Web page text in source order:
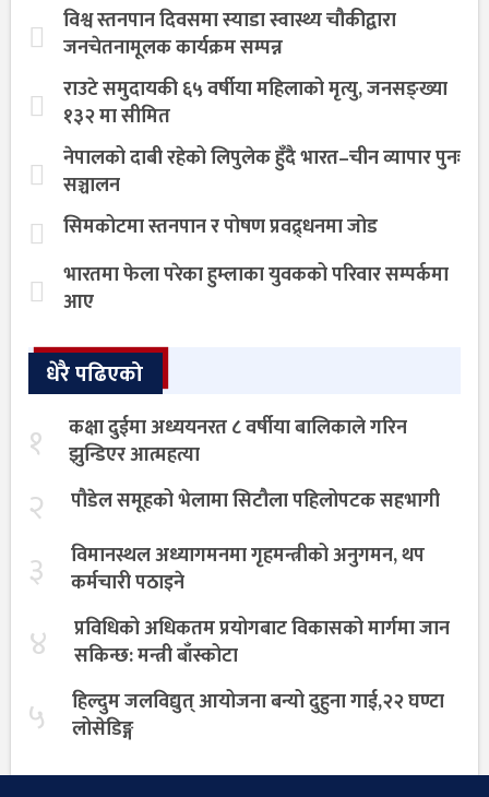
विश्व स्तनपान दिवसमा स्याडा स्वास्थ्य चौकीद्वारा
जनचेतनामूलक कार्यक्रम सम्पन्न
राउटे समुदायकी ६५ वर्षीया महिलाको मृत्यु, जनसङ्ख्या
१३२ मा सीमित
नेपालको दाबी रहेको लिपुलेक हुँदै भारत–चीन व्यापार पुनः
सञ्चालन
सिमकोटमा स्तनपान र पोषण प्रवद्र्धनमा जोड
भारतमा फेला परेका हुम्लाका युवकको परिवार सम्पर्कमा
आए
धेरै पढिएको
१
कक्षा दुईमा अध्ययनरत ८ वर्षीया बालिकाले गरिन
झुन्डिएर आत्महत्या
२ पौडेल समूहको भेलामा सिटौला पहिलोपटक सहभागी
३
विमानस्थल अध्यागमनमा गृहमन्त्रीको अनुगमन, थप
कर्मचारी पठाइने
४
प्रविधिको अधिकतम प्रयोगबाट विकासको मार्गमा जान
सकिन्छ: मन्त्री बाँस्कोटा
५
हिल्दुम जलविद्युत् आयोजना बन्यो दुहुना गाई,२२ घण्टा
लोसेडिङ्ग